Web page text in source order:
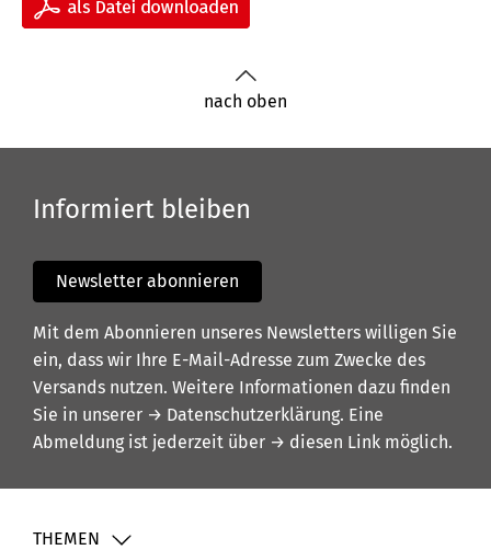
nach oben
Informiert bleiben
Newsletter abonnieren
Mit dem Abonnieren unseres Newsletters willigen Sie
ein, dass wir Ihre E-Mail-Adresse zum Zwecke des
Versands nutzen. Weitere Informationen dazu finden
Sie in unserer → Datenschutzerklärung. Eine
Abmeldung ist jederzeit über → diesen Link möglich.
THEMEN